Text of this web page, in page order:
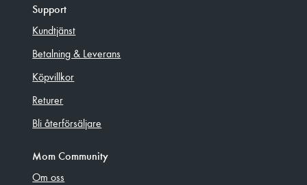
Support
Kundtjänst
Betalning & Leverans
Köpvillkor
Returer
Bli återförsäljare
Mom Community
Om oss